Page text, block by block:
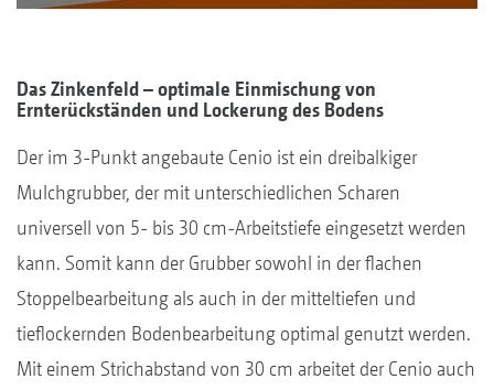
Das Zinkenfeld – optimale Einmischung von
Ernterückständen und Lockerung des Bodens
Der im 3-Punkt angebaute Cenio ist ein dreibalkiger
Mulchgrubber, der mit unterschiedlichen Scharen
universell von 5- bis 30 cm-Arbeitstiefe eingesetzt werden
kann. Somit kann der Grubber sowohl in der flachen
Stoppelbearbeitung als auch in der mitteltiefen und
tieflockernden Bodenbearbeitung optimal genutzt werden.
Mit einem Strichabstand von 30 cm arbeitet der Cenio auch